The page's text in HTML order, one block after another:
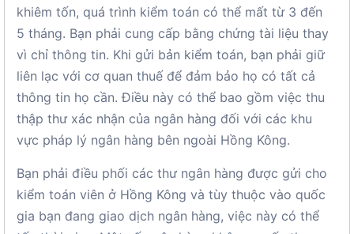
khiêm tốn, quá trình kiểm toán có thể mất từ ​​​​3 đến
5 tháng. Bạn phải cung cấp bằng chứng tài liệu thay
vì chỉ thông tin. Khi gửi bản kiểm toán, bạn phải giữ
liên lạc với cơ quan thuế để đảm bảo họ có tất cả
thông tin họ cần. Điều này có thể bao gồm việc thu
thập thư xác nhận của ngân hàng đối với các khu
vực pháp lý ngân hàng bên ngoài Hồng Kông.
Bạn phải điều phối các thư ngân hàng được gửi cho
kiểm toán viên ở Hồng Kông và tùy thuộc vào quốc
gia bạn đang giao dịch ngân hàng, việc này có thể